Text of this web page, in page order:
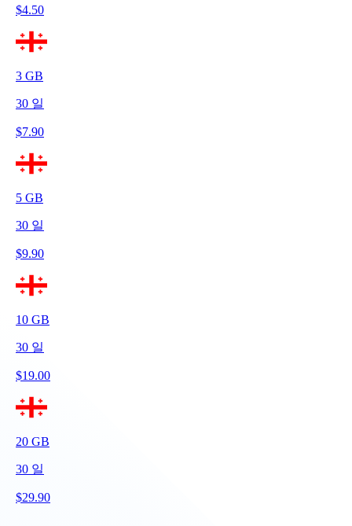
$4.50
3 GB
30 일
$7.90
5 GB
30 일
$9.90
10 GB
30 일
$19.00
20 GB
30 일
$29.90